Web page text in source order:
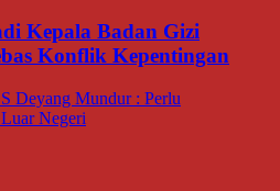
Kepala Badan Gizi
Konflik Kepentingan